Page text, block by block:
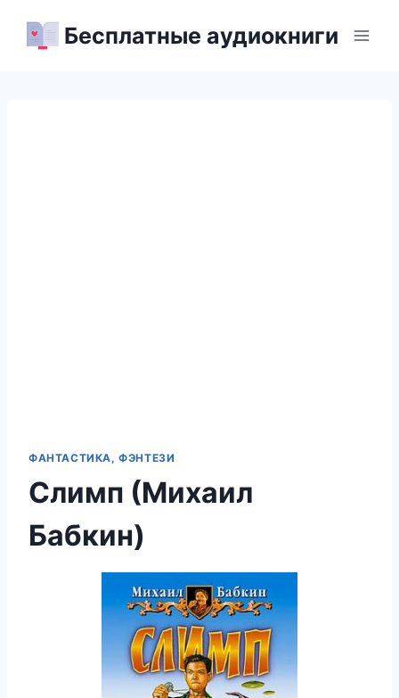
Бесплатные аудиокниги
ФАНТАСТИКА, ФЭНТЕЗИ
Слимп (Михаил
Бабкин)